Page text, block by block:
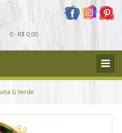
0 - R$ 0,00
G Verde